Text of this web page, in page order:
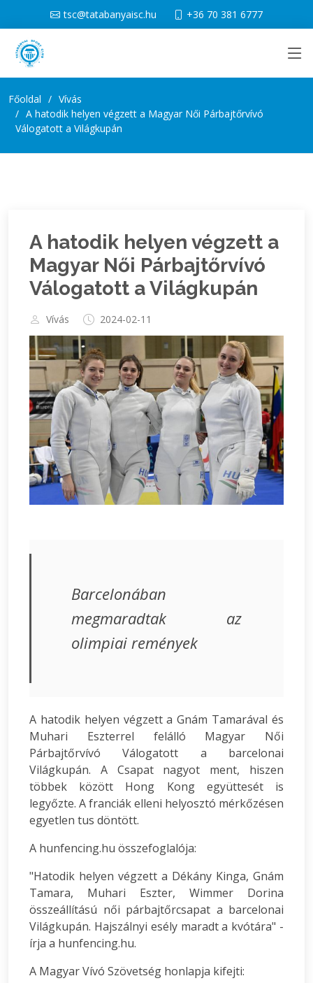
tsc@tatabanyaisc.hu +36 70 381 6777
Főoldal
Vívás
A hatodik helyen végzett a Magyar Női Párbajtőrvívó
Válogatott a Világkupán
A hatodik helyen végzett a
Magyar Női Párbajtőrvívó
Válogatott a Világkupán
Vívás 2024-02-11
Barcelonában
megmaradtak az
olimpiai remények
A hatodik helyen végzett a Gnám Tamarával és
Muhari Eszterrel felálló Magyar Női
Párbajtőrvívó Válogatott a barcelonai
Világkupán. A Csapat nagyot ment, hiszen
többek között Hong Kong együttesét is
legyőzte. A franciák elleni helyosztó mérkőzésen
egyetlen tus döntött.
A hunfencing.hu összefoglalója:
"Hatodik helyen végzett a Dékány Kinga, Gnám
Tamara, Muhari Eszter, Wimmer Dorina
összeállítású női párbajtőrcsapat a barcelonai
Világkupán. Hajszálnyi esély maradt a kvótára" -
írja a hunfencing.hu.
A Magyar Vívó Szövetség honlapja kifejti: